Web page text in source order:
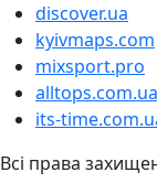
discover.ua
kyivmaps.com
mixsport.pro
alltops.com.ua
its-
Всі права